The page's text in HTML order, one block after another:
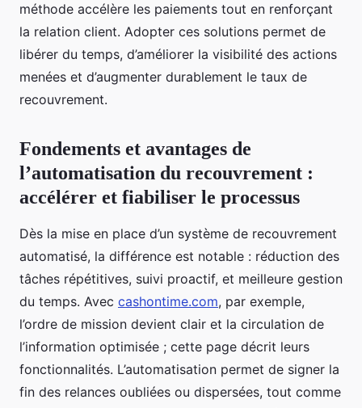
méthode accélère les paiements tout en renforçant
la relation client. Adopter ces solutions permet de
libérer du temps, d’améliorer la visibilité des actions
menées et d’augmenter durablement le taux de
recouvrement.
Fondements et avantages de
l’automatisation du recouvrement :
accélérer et fiabiliser le processus
Dès la mise en place d’un système de recouvrement
automatisé, la différence est notable : réduction des
tâches répétitives, suivi proactif, et meilleure gestion
du temps. Avec cashontime.com, par exemple,
l’ordre de mission devient clair et la circulation de
l’information optimisée ; cette page décrit leurs
fonctionnalités. L’automatisation permet de signer la
fin des relances oubliées ou dispersées, tout comme